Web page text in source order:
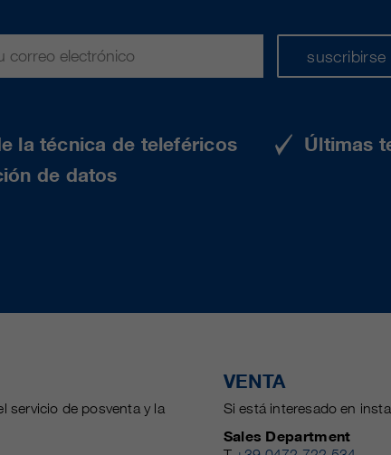
suscribirse
la técnica de teleféricos
Últimas
de datos
servicio de posventa y la
VENTA
Si está interesado en
Sales Department